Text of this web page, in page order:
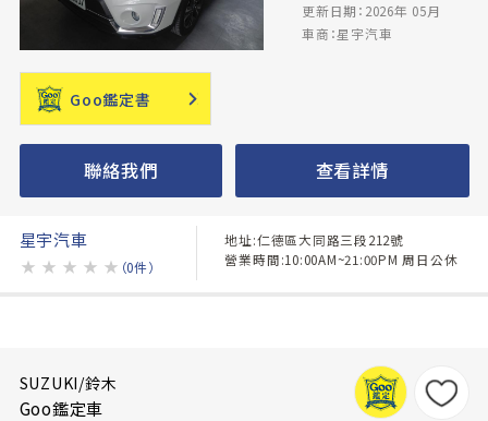
更新日期：2026年 05月
車商：星宇汽車
Goo鑑定書
聯絡我們 查看詳情
星宇汽車
★ ★ ★ ★ ★ （0件）
地址:仁德區大同路三段212號
營業時間:10:00AM~21:00PM 周日公休
SUZUKI/鈴木
Goo鑑定車